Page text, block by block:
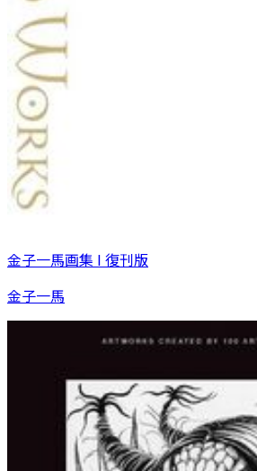
金子一馬画集 I 復刊版
金子一馬